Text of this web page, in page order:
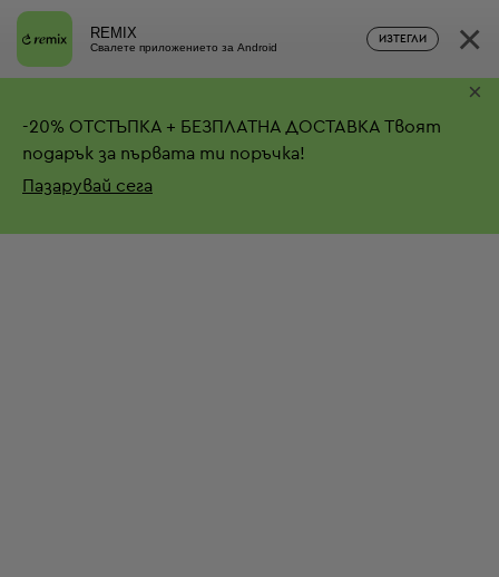
REMIX
Свалете приложението за Android
ИЗТЕГЛИ ×
-20% ОТСТЪПКА + БЕЗПЛАТНА ДОСТАВКА Твоят
подарък за първата ти поръчка!
Пазарувай сега
×